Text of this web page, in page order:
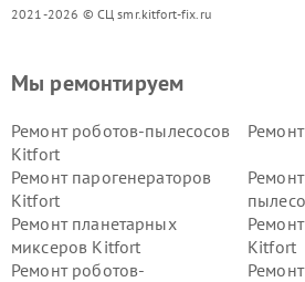
2021-2026 © СЦ smr.kitfort-fix.ru
Мы ремонтируем
Ремонт роботов-пылесосов
Kitfort
Ремонт парогенераторов
Kitfort
Ремонт планетарных
миксеров Kitfort
Kitfort
Ремонт роботов-